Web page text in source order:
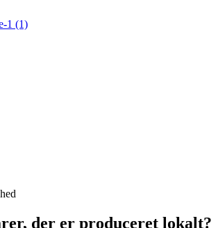
der er produceret lokalt?